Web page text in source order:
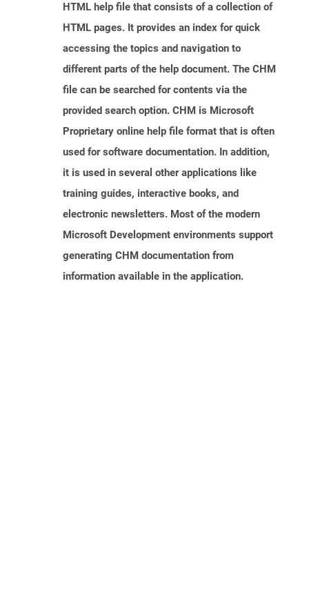
HTML help file that consists of a collection of
HTML pages. It provides an index for quick
accessing the topics and navigation to
different parts of the help document. The CHM
file can be searched for contents via the
provided search option. CHM is Microsoft
Proprietary online help file format that is often
used for software documentation. In addition,
it is used in several other applications like
training guides, interactive books, and
electronic newsletters. Most of the modern
Microsoft Development environments support
generating CHM documentation from
information available in the application.